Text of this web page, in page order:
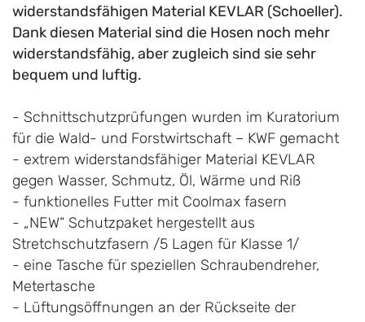
widerstandsfähigen Material KEVLAR (Schoeller).
Dank diesen Material sind die Hosen noch mehr
widerstandsfähig, aber zugleich sind sie sehr
bequem und luftig.
- Schnittschutzprüfungen wurden im Kuratorium
für die Wald- und Forstwirtschaft – KWF gemacht
- extrem widerstandsfähiger Material KEVLAR
gegen Wasser, Schmutz, Öl, Wärme und Riß
- funktionelles Futter mit Coolmax fasern
- „NEW“ Schutzpaket hergestellt aus
Stretchschutzfasern /5 Lagen für Klasse 1/
- eine Tasche für speziellen Schraubendreher,
Metertasche
- Lüftungsöffnungen an der Rückseite der